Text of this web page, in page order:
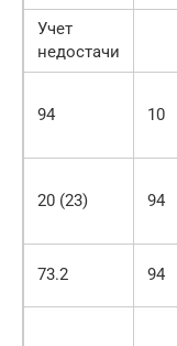
Учет
недостачи
94 10
20 (23) 94
73.2 94